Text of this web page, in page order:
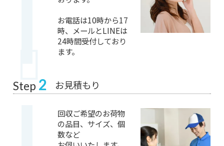
お電話は10時から17
時、メールとLINEは
24時間受付しており
ます。
Step 2 お見積もり
回収ご希望のお荷物
の品目、サイズ、個
数など